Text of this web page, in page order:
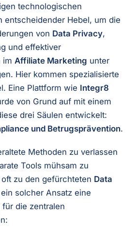
technologischen
entscheidender Hebel, um die
von Data Privacy,
und effektiver
im Affiliate Marketing unter
Hier kommen spezialisierte
Eine Plattform wie Integr8
von Grund auf mit einem
drei Säulen entwickelt:
und Betrugsprävention.
Methoden zu verlassen
Tools mühsam zu
zu den gefürchteten Data
solcher Ansatz eine
die zentralen